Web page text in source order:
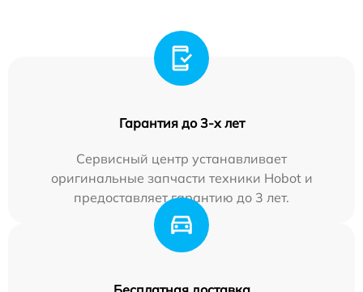
Гарантия до 3-х лет
Сервисный центр устанавливает
оригинальные запчасти техники Hobot и
предоставляет гарантию до 3 лет.